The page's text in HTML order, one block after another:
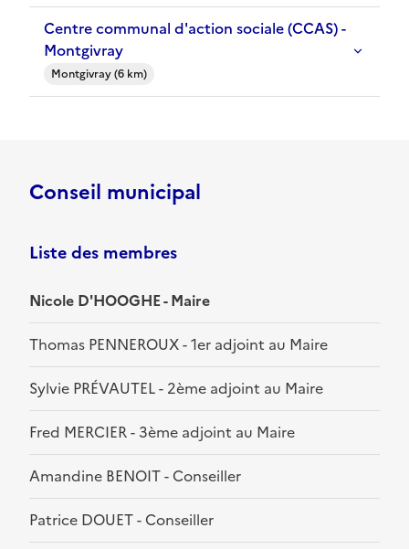
Centre communal d'action sociale (CCAS) -
Montgivray
Montgivray (6 km)
Conseil municipal
Liste des membres
Nicole D'HOOGHE - Maire
Thomas PENNEROUX - 1er adjoint au Maire
Sylvie PRÉVAUTEL - 2ème adjoint au Maire
Fred MERCIER - 3ème adjoint au Maire
Amandine BENOIT - Conseiller
Patrice DOUET - Conseiller